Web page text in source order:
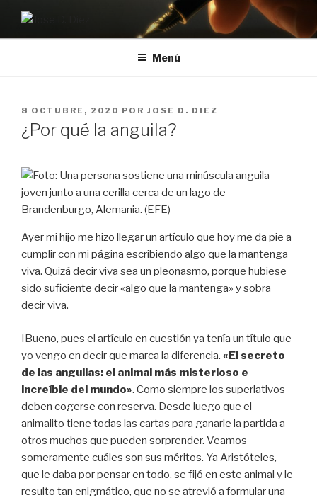
contenido
JOSE D. DIEZ
Menú
PUBLICADO
EL
8 OCTUBRE, 2020 POR JOSE D. DIEZ
¿Por qué la anguila?
Ayer mi hijo me hizo llegar un artículo que hoy me da pie a
cumplir con mi página escribiendo algo que la mantenga
viva. Quizá decir viva sea un pleonasmo, porque hubiese
sido suficiente decir «algo que la mantenga» y sobra
decir viva.
IBueno, pues el artículo en cuestión ya tenía un título que
yo vengo en decir que marca la diferencia. «El secreto
de las anguilas: el animal más misterioso e
increíble del mundo». Como siempre los superlativos
deben cogerse con reserva. Desde luego que el
animalito tiene todas las cartas para ganarle la partida a
otros muchos que pueden sorprender. Veamos
someramente cuáles son sus méritos. Ya Aristóteles,
que le daba por pensar en todo, se fijó en este animal y le
resulto tan enigmático, que no se atrevió a formular una